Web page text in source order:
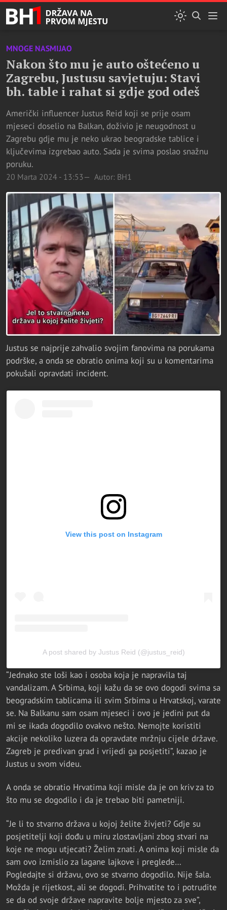
MNOGE NASMIJAO
Nakon što mu je auto oštećeno u
Zagrebu, Justusu savjetuju: Stavi
bh. table i rahat si gdje god odeš
Američki influencer Justus Reid koji se prije osam
mjeseci doselio na Balkan, doživio je neugodnost u
Zagrebu gdje mu je neko ukrao beogradske tablice i
ključevima izgrebao auto. Sada je svima poslao snažnu
poruku.
20 Marta 2024 - 13:53 Autor: BH1
Justus se najprije zahvalio svojim fanovima na porukama
podrške, a onda se obratio onima koji su u komentarima
pokušali opravdati incident.
View this post on Instagram
A post shared by Justus Reid (@justus_reid)
“Jednako ste loši kao i osoba koja je napravila taj
vandalizam. A Srbima, koji kažu da se ovo dogodi svima sa
beogradskim tablicama ili svim Srbima u Hrvatskoj, varate
se. Na Balkanu sam osam mjeseci i ovo je jedini put da
mi se ikada dogodilo ovakvo nešto. Nemojte koristiti
akcije nekoliko luzera da opravdate mržnju cijele države.
Zagreb je predivan grad i vrijedi ga posjetiti”, kazao je
Justus u svom videu.
A onda se obratio Hrvatima koji misle da je on kriv za to
što mu se dogodilo i da je trebao biti pametniji.
“Je li to stvarno država u kojoj želite živjeti? Gdje su
posjetitelji koji dođu u miru zlostavljani zbog stvari na
koje ne mogu utjecati? Želim znati. A onima koji misle da
sam ovo izmislio za lagane lajkove i preglede…
Pogledajte si državu, ovo se stvarno dogodilo. Nije šala.
Možda je rijetkost, ali se dogodi. Prihvatite to i potrudite
se da od svoje države napravite bolje mjesto za sve”,